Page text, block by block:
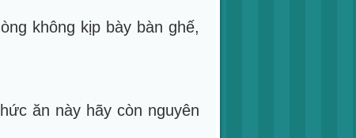
không kịp bày bàn ghế,
ăn này hãy còn nguyên